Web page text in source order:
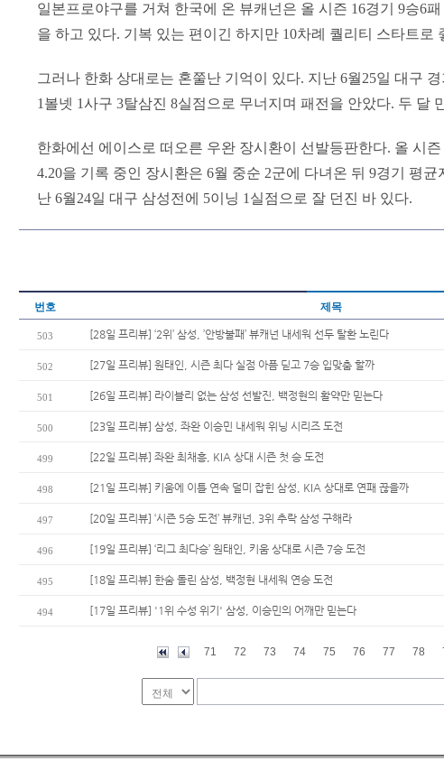
일본프로야구를 거쳐 한국에 온 뷰캐넌은 올 시즌 16경기 9승6
을 하고 있다. 기복 있는 편이긴 하지만 10차례 퀄리티 스타트로
그러나 한화 상대로는 혼쭐난 기억이 있다. 지난 6월25일 대구
1볼넷 1사구 3탈삼진 8실점으로 무너지며 패전을 안았다. 두 달
한화에선 에이스로 떠오른 우완 장시환이 선발등판한다. 올 시
4.20을 기록 중인 장시환은 6월 중순 2군에 다녀온 뒤 9경기 평균
난 6월24일 대구 삼성전에 5이닝 1실점으로 잘 던진 바 있다.
번호 제목
503 [28일 프리뷰] ‘2위’ 삼성, ’안방불패’ 뷰캐넌 내세워 선두 탈환 노린다
502 [27일 프리뷰] 원태인, 시즌 최다 실점 아픔 딛고 7승 입맞춤 할까
501 [26일 프리뷰] 라이블리 없는 삼성 선발진, 백정현의 활약만 믿는다
500 [23일 프리뷰] 삼성, 좌완 이승민 내세워 위닝 시리즈 도전
499 [22일 프리뷰] 좌완 최채흥, KIA 상대 시즌 첫 승 도전
498 [21일 프리뷰] 키움에 이틀 연속 덜미 잡힌 삼성, KIA 상대로 연패 끊을까
497 [20일 프리뷰] ‘시즌 5승 도전’ 뷰캐넌, 3위 추락 삼성 구해라
496 [19일 프리뷰] ‘리그 최다승’ 원태인, 키움 상대로 시즌 7승 도전
495 [18일 프리뷰] 한숨 돌린 삼성, 백정현 내세워 연승 도전
494 [17일 프리뷰] '1위 수성 위기' 삼성, 이승민의 어깨만 믿는다
71 72 73 74 75 76 77 78